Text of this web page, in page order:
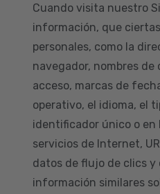
Cuando visita nuestro
información, que
personales, como la
navegador, nombres de
acceso, marcas de
operativo, el idioma, el
identificador único o en
servicios de Internet,
datos de flujo de clics y
información similares